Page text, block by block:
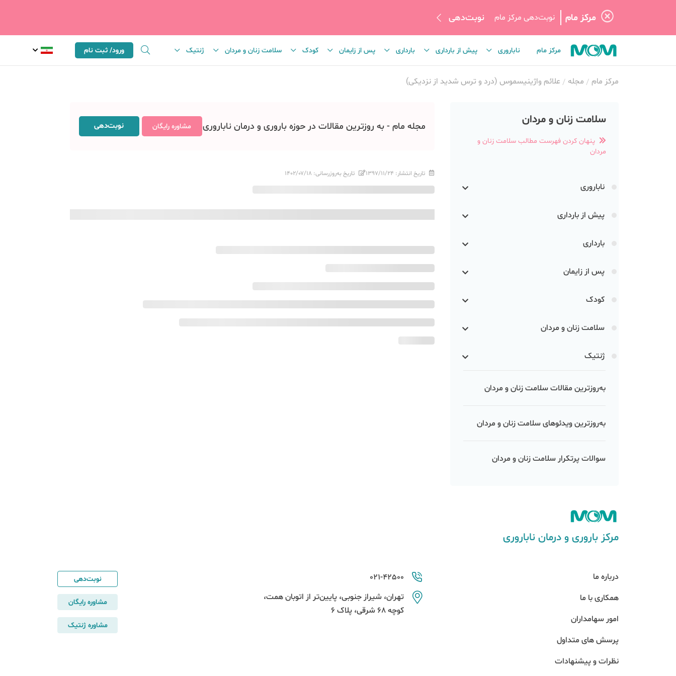
مرکز مام نوبت‌دهی مرکز مام نوبت‌دهی
مرکز مام ناباروری پیش از بارداری بارداری پس از زایمان کودک سلامت زنان و مردان ژنتیک ورود/ ثبت نام
مرکز مام مجله علائم واژینیسموس (درد و ترس شدید از نزدیکی)
سلامت زنان و مردان
پنهان کردن فهرست مطالب سلامت زنان و
مردان
ناباروری
پیش از بارداری
بارداری
پس از زایمان
کودک
سلامت زنان و مردان
ژنتیک
به‌روزترین مقالات سلامت زنان و مردان
به‌روزترین ویدئوهای سلامت زنان و مردان
سوالات پرتکرار سلامت زنان و مردان
مجله مام - به روزترین مقالات در حوزه باروری و درمان ناباروری مشاوره رایگان نوبت‌دهی
تاریخ انتشار: ۱۳۹۷/۱۱/۲۴ تاریخ به‌روزرسانی: ۱۴۰۲/۰۷/۱۸
مرکز باروری و درمان ناباروری
درباره ما
همکاری با ما
امور سهامداران
پرسش های متداول
نظرات و پیشنهادات
021-42500
تهران، شیراز جنوبی، پایین‌تر از اتوبان همت،
کوچه 68 شرقی، پلاک 6
نوبت‌دهی
مشاوره رایگان
مشاوره ژنتیک